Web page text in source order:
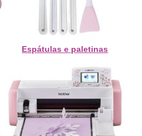
Espátulas e paletinas